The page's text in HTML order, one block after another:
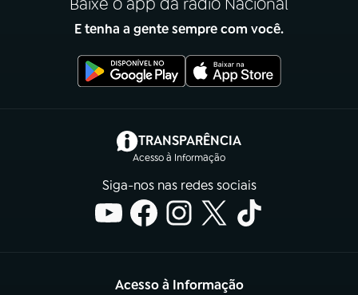
E tenha a gente sempre com você.
TRANSPARÊNCIA
Acesso à Informação
(abre em nova aba)
Siga-nos nas redes sociais
Acesso à Informação